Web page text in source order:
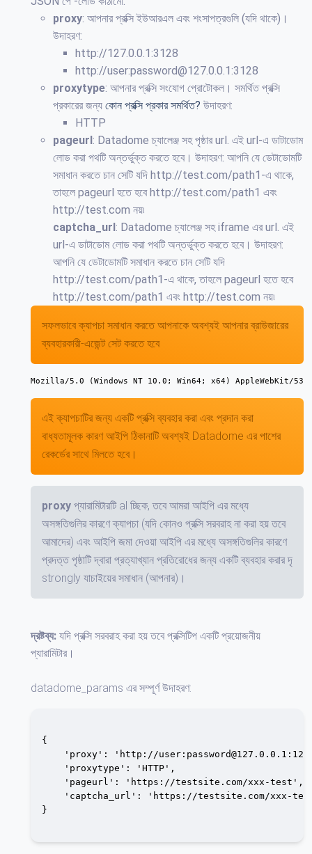
proxy: আপনার প্রক্সি ইউআরএল এবং শংসাপত্রগুলি (যদি থাকে)।
উদাহরণ:
http://127.0.0.1:3128
http://user:password@127.0.0.1:3128
proxytype: আপনার প্রক্সি সংযোগ প্রোটোকল। সমর্থিত প্রক্সি
প্রকারের জন্য কোন প্রক্সি প্রকার সমর্থিত? উদাহরণ:
HTTP
pageurl: Datadome চ্যালেঞ্জ সহ পৃষ্ঠার url. এই url-এ ডাটাডোম
লোড করা পথটি অন্তর্ভুক্ত করতে হবে। উদাহরণ: আপনি যে ডেটাডোমটি
সমাধান করতে চান সেটি যদি http://test.com/path1-এ থাকে,
তাহলে pageurl হতে হবে http://test.com/path1 এবং
http://test.com নয়৷
captcha_url: Datadome চ্যালেঞ্জ সহ iframe এর url. এই
url-এ ডাটাডোম লোড করা পথটি অন্তর্ভুক্ত করতে হবে। উদাহরণ:
আপনি যে ডেটাডোমটি সমাধান করতে চান সেটি যদি
http://test.com/path1-এ থাকে, তাহলে pageurl হতে হবে
http://test.com/path1 এবং http://test.com নয়৷
সফলভাবে ক্যাপচা সমাধান করতে আপনাকে অবশ্যই আপনার ব্রাউজারের
ব্যবহারকারী-এজেন্ট সেট করতে হবে
Mozilla/5.0 (Windows NT 10.0; Win64; x64) AppleWebKit/
এই ক্যাপচাটির জন্য একটি প্রক্সি ব্যবহার করা এবং প্রদান করা
বাধ্যতামূলক কারণ আইপি ঠিকানাটি অবশ্যই Datadome এর পাশের
রেকর্ডের সাথে মিলতে হবে।
proxy প্যারামিটারটি al চ্ছিক, তবে আমরা আইপি এর মধ্যে
অসঙ্গতিগুলির কারণে ক্যাপচা (যদি কোনও প্রক্সি সরবরাহ না করা হয় তবে
আমাদের) এবং আইপি জমা দেওয়া আইপি এর মধ্যে অসঙ্গতিগুলির কারণে
প্রদত্ত পৃষ্ঠাটি দ্বারা প্রত্যাখ্যান প্রতিরোধের জন্য একটি ব্যবহার করার দৃ
strongly যাচাইয়ের সমাধান (আপনার)।
দ্রষ্টব্য: যদি প্রক্সি সরবরাহ করা হয় তবে প্রক্সিটিপ একটি প্রয়োজনীয়
প্যারামিটার।
datadome_params এর সম্পূর্ণ উদাহরণ:
{
'proxy': 'http://
    'proxytype': 'HTTP',
    'pageurl': 'https://testsite.com/xxx-test',
'captcha_url': 'https://testsite.com/xxx-
}